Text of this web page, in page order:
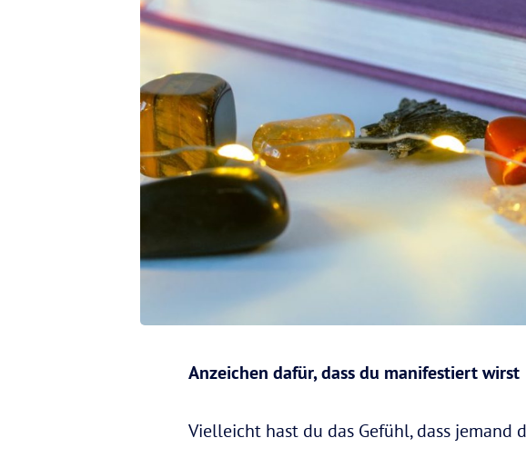
Anzeichen dafür, dass du manifestiert wirst
Vielleicht hast du das Gefühl, dass jemand